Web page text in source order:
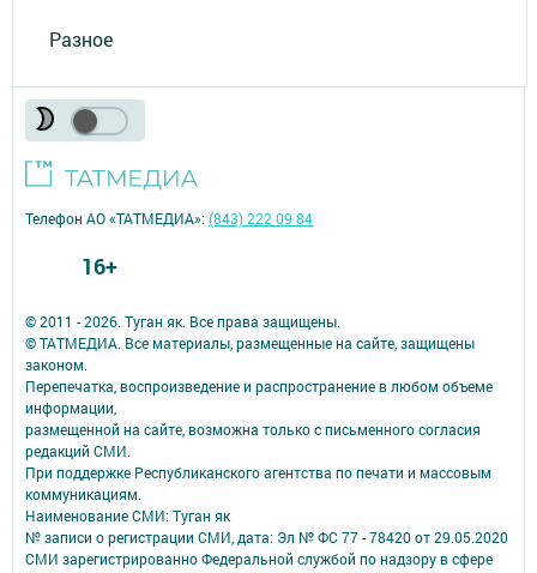
Разное
© 2011 - 2026. Туган як. Все права защищены.
© ТАТМЕДИА. Все материалы, размещенные на сайте, защищены
законом.
Перепечатка, воспроизведение и распространение в любом объеме
информации,
размещенной на сайте, возможна только с письменного согласия
редакций СМИ.
При поддержке Республиканского агентства по печати и массовым
коммуникациям.
Наименование СМИ: Туган як
№ записи о регистрации СМИ, дата: Эл № ФС 77 - 78420 от 29.05.2020
СМИ зарегистрированно Федеральной службой по надзору в сфере
Телефон АО «ТАТМЕДИА»:(843) 222 09 84
16+